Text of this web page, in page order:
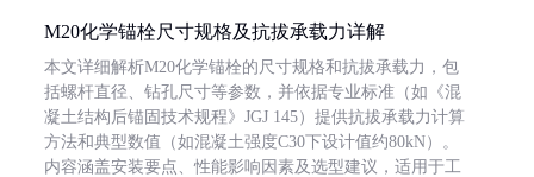
M20化学锚栓尺寸规格及抗拔承载力详解
本文详细解析M20化学锚栓的尺寸规格和抗拔承载力，包
括螺杆直径、钻孔尺寸等参数，并依据专业标准（如《混
凝土结构后锚固技术规程》JGJ 145）提供抗拔承载力计算
方法和典型数值（如混凝土强度C30下设计值约80kN）。
内容涵盖安装要点、性能影响因素及选型建议，适用于工